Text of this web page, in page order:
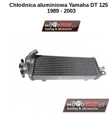
Chłodnica aluminiowa Yamaha DT 125
1989 - 2003